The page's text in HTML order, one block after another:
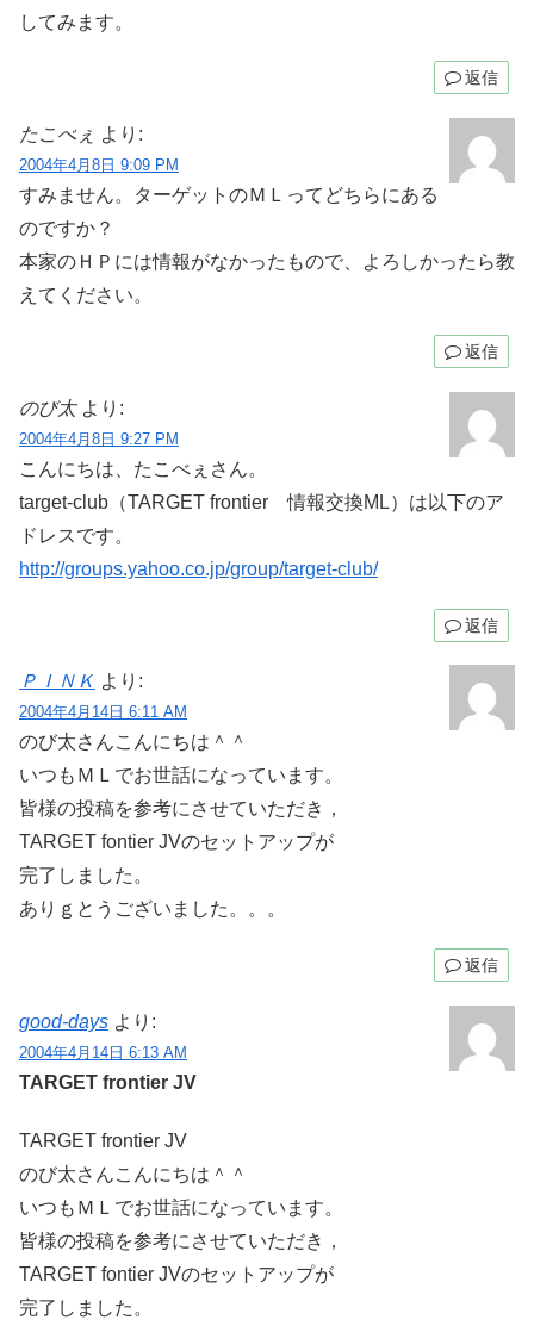
してみます。
返信
たこべぇ より:
2004年4月8日 9:09 PM
すみません。ターゲットのＭＬってどちらにある
のですか？
本家のＨＰには情報がなかったもので、よろしかったら教
えてください。
返信
のび太 より:
2004年4月8日 9:27 PM
こんにちは、たこべぇさん。
target-club（TARGET frontier 情報交換ML）は以下のア
ドレスです。
http://groups.yahoo.co.jp/group/target-club/
返信
ＰＩＮＫ より:
2004年4月14日 6:11 AM
のび太さんこんにちは＾＾
いつもＭＬでお世話になっています。
皆様の投稿を参考にさせていただき，
TARGET fontier JVのセットアップが
完了しました。
ありｇとうございました。。。
返信
good-days より:
2004年4月14日 6:13 AM
TARGET frontier JV
TARGET frontier JV
のび太さんこんにちは＾＾
いつもＭＬでお世話になっています。
皆様の投稿を参考にさせていただき，
TARGET fontier JVのセットアップが
完了しました。